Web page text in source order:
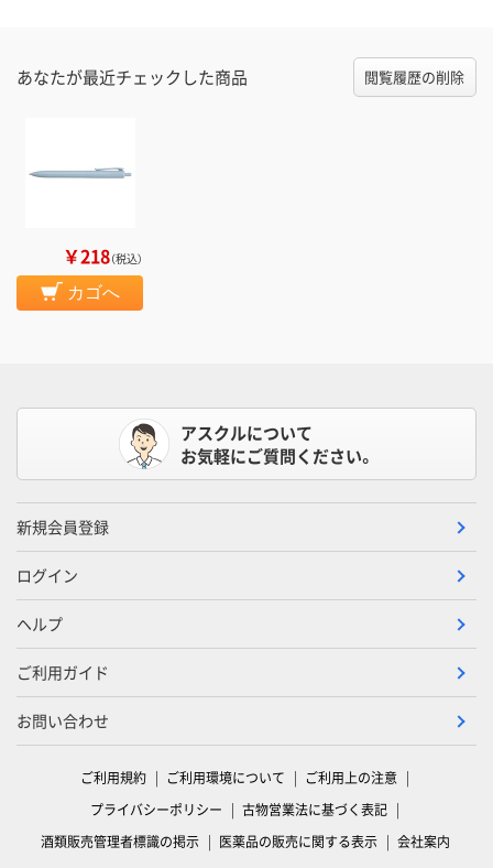
あなたが最近チェックした商品 閲覧履歴の削除
￥218（税込）
カゴへ
アスクルについて
お気軽にご質問ください。
新規会員登録
ログイン
ヘルプ
ご利用ガイド
お問い合わせ
ご利用規約 ご利用環境について
ご利用上の注意
プライバシーポリシー
古物営業法に基づく表記
酒類販売管理者標識の掲示
医薬品の販売に関する表示 会社案内